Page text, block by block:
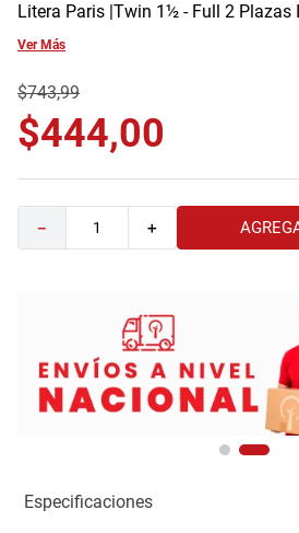
Litera Paris |Twin 1½ - Full 2 Plazas
Ver Más
$743,99
$444,00
＋
－
Especificaciones
8.
comoda
9.
havana master
10. sofa